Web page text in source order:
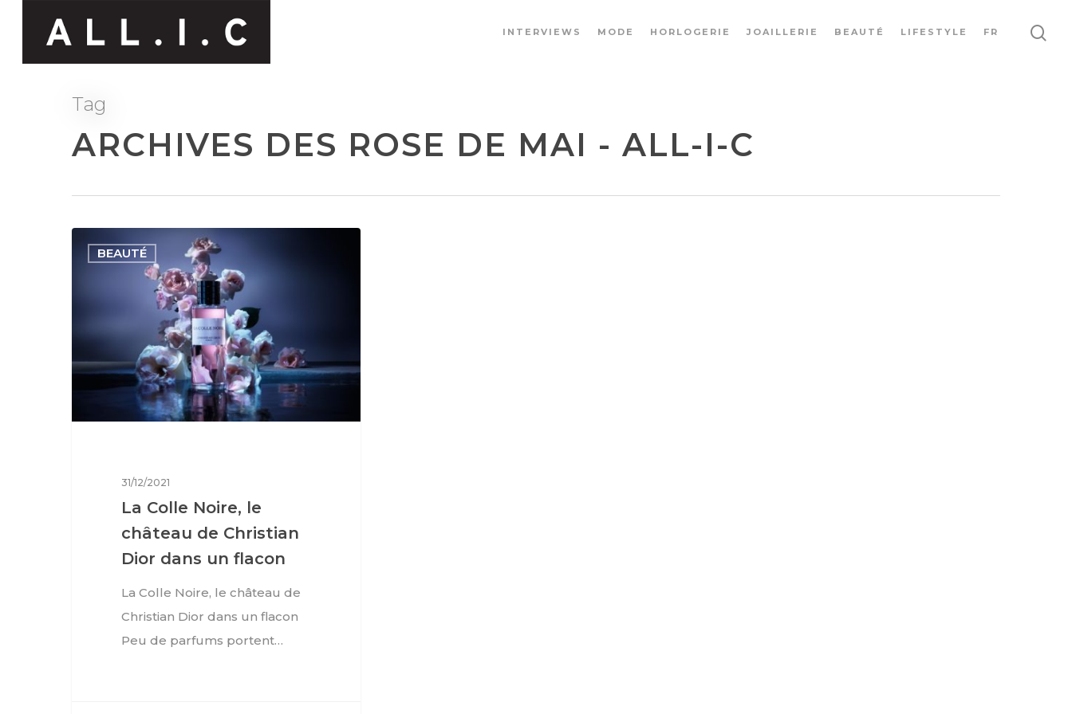
Hit enter to search or ESC to close
INTERVIEWS MODE HORLOGERIE JOAILLERIE BEAUTÉ LIFESTYLE FR
Tag
ARCHIVES DES ROSE DE MAI - ALL-I-C
BEAUTÉ
31/12/2021
La Colle Noire, le
château de Christian
Dior dans un flacon
La Colle Noire, le château de
Christian Dior dans un flacon
Peu de parfums portent…